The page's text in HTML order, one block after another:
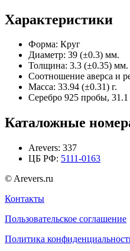
Характеристики
Форма: Круг
Диаметр: 39 (±0.3) мм.
Толщина: 3.3 (±0.35) мм.
Соотношение аверса и
Масса: 33.94 (±0.31) г.
Серебро 925 пробы, 31.1
Каталожные
Arevers: 337
ЦБ РФ: 5111-0163
© Arevers.ru
Контакты
Пользовательское соглашение
Политика